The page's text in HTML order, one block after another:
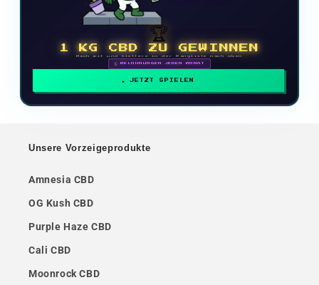
🏆
1 KG CBD ZU GEWINNEN
Mach mit und klettere in der Rangliste nach oben
🗓 BELOHNUNGEN JEDEN MONAT
JETZT SPIELEN
Unsere Vorzeigeprodukte
Amnesia CBD
OG Kush CBD
Purple Haze CBD
Cali CBD
Moonrock CBD